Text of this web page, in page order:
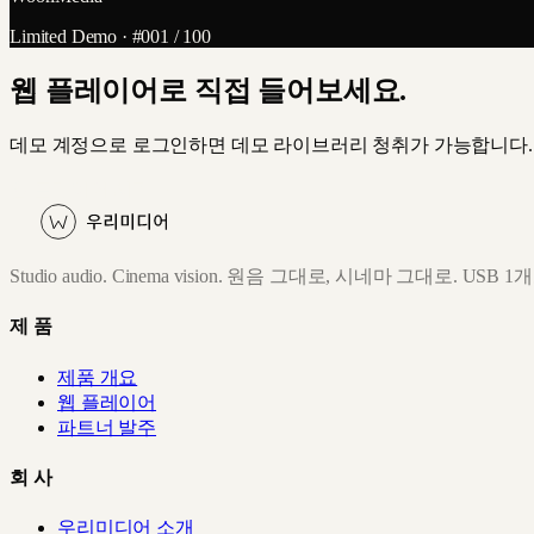
Limited Demo · #001 / 100
웹 플레이어로 직접 들어보세요.
데모 계정으로 로그인하면 데모 라이브러리 청취가 가능합니다.
Studio audio. Cinema vision. 원음 그대로, 시네마 그대로. USB 1
제품
제품 개요
웹 플레이어
파트너 발주
회사
우리미디어 소개